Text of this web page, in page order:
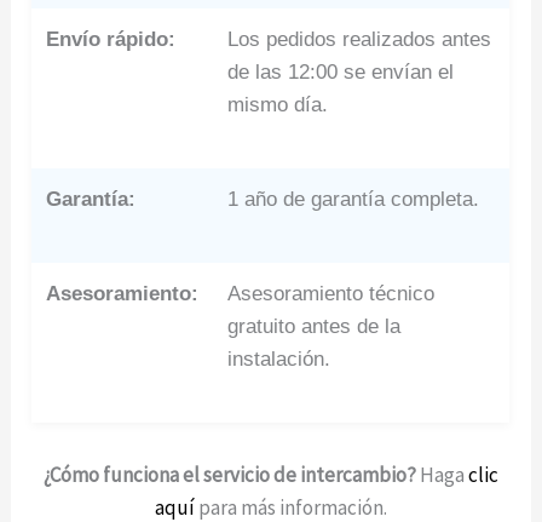
Envío rápido:
Los pedidos realizados antes
de las 12:00 se envían el
mismo día.
Garantía: 1 año de garantía completa.
Asesoramiento:
Asesoramiento técnico
gratuito antes de la
instalación.
¿Cómo funciona el servicio de intercambio?Hagaclic
aquípara más información.